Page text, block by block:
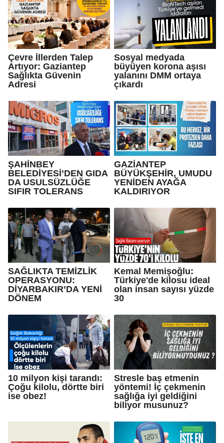
Çevre İllerden Talep
Artıyor: Gaziantep
Sağlıkta Güvenin
Adresi
Sosyal medyada
büyüyen korona aşısı
yalanını DMM ortaya
çıkardı
ŞAHİNBEY
BELEDİYESİ’DEN GIDA
DA USULSÜZLÜĞE
SIFIR TOLERANS
GAZİANTEP
BÜYÜKŞEHİR, UMUDU
YENİDEN AYAĞA
KALDIRIYOR
SAĞLIKTA TEMİZLİK
OPERASYONU:
DİYARBAKIR’DA YENİ
DÖNEM
Kemal Memişoğlu:
Türkiye'de kilosu ideal
olan insan sayısı yüzde
30
10 milyon kişi tarandı:
Çoğu kilolu, dörtte biri
ise obez!
Stresle baş etmenin
yöntemi! İç çekmenin
sağlığa iyi geldiğini
biliyor musunuz?